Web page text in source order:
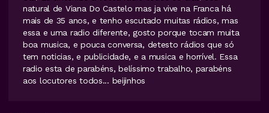
natural de Viana Do Castelo mas ja vive na Franca há
mais de 35 anos, e tenho escutado muitas rádios, mas
essa e uma radio diferente, gosto porque tocam muita
boa musica, e pouca conversa, detesto rádios que só
tem noticias, e publicidade, e a musica e horrível. Essa
radio esta de parabéns, belíssimo trabalho, parabéns
aos locutores todos... beijinhos